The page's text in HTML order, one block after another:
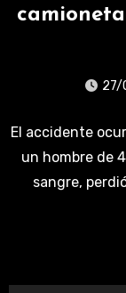
27/
El accidente
un hombre de
sangre,